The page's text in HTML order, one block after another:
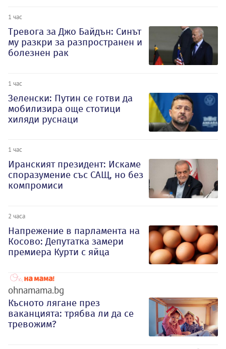
1 час
Тревога за Джо Байдън: Синът
му разкри за разпространен и
болезнен рак
1 час
Зеленски: Путин се готви да
мобилизира още стотици
хиляди руснаци
1 час
Иранският президент: Искаме
споразумение със САЩ, но без
компромиси
2 часа
Напрежение в парламента на
Косово: Депутатка замери
премиера Курти с яйца
ohnamama.bg
Късното лягане през
ваканцията: трябва ли да се
тревожим?